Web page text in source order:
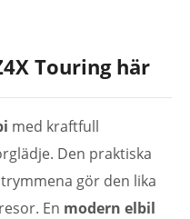
Touring här
med kraftfull
Den praktiska
gör den lika
En modern elbil